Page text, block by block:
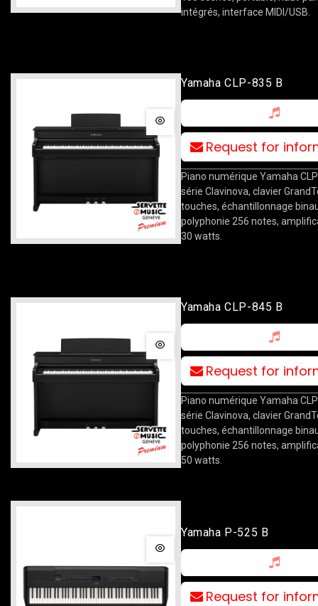
intégrés, interface MIDI/USB.
Yamaha CLP-835 B
Request for
Piano numérique Yamaha
série Clavinova, clavier
touches, échantillonnage
polyphonie 256 notes,
30 watts.
Yamaha CLP-845 B
Request for
Piano numérique Yamaha
série Clavinova, clavier
touches, échantillonnage
polyphonie 256 notes,
50 watts.
Yamaha P-525 B
Request for